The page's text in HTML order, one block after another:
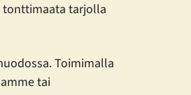
tonttimaata tarjolla
Toimimalla
tai